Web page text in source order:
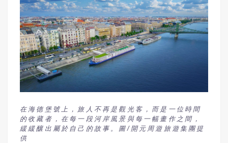
在海德堡號上，旅人不再是觀光客，而是一位時間
的收藏者，在每一段河岸風景與每一幅畫作之間，
緩緩釀出屬於自己的故事。圖/開元周遊旅遊集團提
供